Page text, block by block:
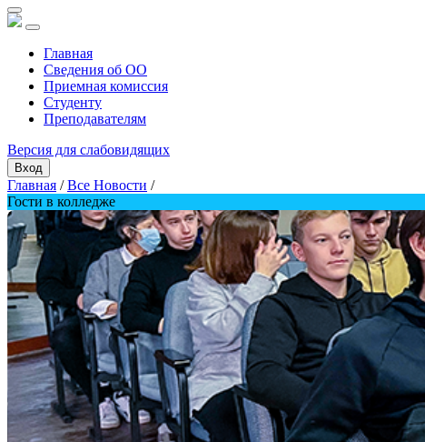
Главная
Сведения об ОО
Приемная комиссия
Студенту
Преподавателям
Версия для слабовидящих
Вход
Главная /Все Новости /
Гости в колледже